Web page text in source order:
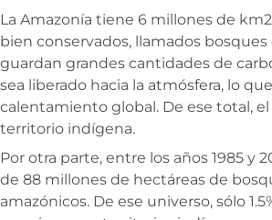
La Amazonía tiene 6 millones de
bien conservados, llamados bosques
guardan grandes cantidades de
sea liberado hacia la atmósfera, lo
calentamiento global. De ese total, el
territorio indígena.
Por otra parte, entre los años 1985 y
de 88 millones de hectáreas de
amazónicos. De ese universo, sólo